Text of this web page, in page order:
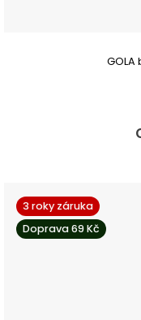
GOLA
3 roky záruka
Doprava 69 Kč